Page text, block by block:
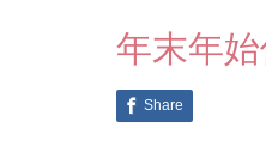
年末年
Share